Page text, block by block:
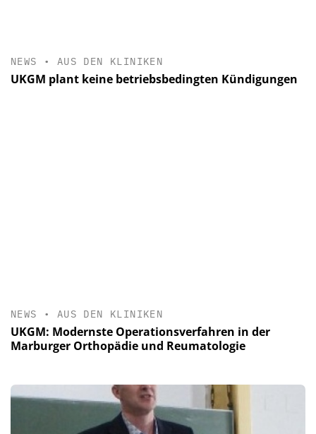
NEWS • AUS DEN KLINIKEN
UKGM plant keine betriebsbedingten Kündigungen
NEWS • AUS DEN KLINIKEN
UKGM: Modernste Operationsverfahren in der
Marburger Orthopädie und Reumatologie